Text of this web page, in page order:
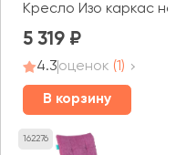
Кресло Изо каркас
5 319
4.3оценок (1)
В корзину
162276